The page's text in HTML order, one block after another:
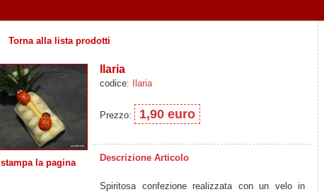
Torna alla lista prodotti
stampa la pagina
Ilaria
codice: Ilaria
Prezzo: 1,90 euro
Descrizione Articolo
Spiritosa confezione realizzata con un velo in